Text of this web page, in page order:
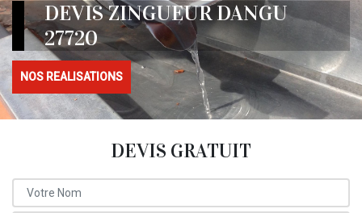
DEVIS ZINGUEUR DANGU
27720
NOS REALISATIONS
DEVIS GRATUIT